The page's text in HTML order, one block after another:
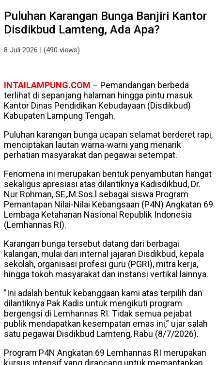
Puluhan Karangan Bunga Banjiri Kantor
Disdikbud Lamteng, Ada Apa?
8 Juli 2026 | (490 views)
INTAILAMPUNG.COM – Pemandangan berbeda
terlihat di sepanjang halaman hingga pintu masuk
Kantor Dinas Pendidikan Kebudayaan (Disdikbud)
Kabupaten Lampung Tengah.
Puluhan karangan bunga ucapan selamat berderet rapi,
menciptakan lautan warna-warni yang menarik
perhatian masyarakat dan pegawai setempat.
​Fenomena ini merupakan bentuk penyambutan hangat
sekaligus apresiasi atas dilantiknya Kadisdikbud, Dr.
Nur Rohman,.SE,.M.Sos.l sebagai siswa Program
Pemantapan Nilai-Nilai Kebangsaan (P4N) Angkatan 69
Lembaga Ketahanan Nasional Republik Indonesia
(Lemhannas RI).
​Karangan bunga tersebut datang dari berbagai
kalangan, mulai dari internal jajaran Disdikbud, kepala
sekolah, organisasi profesi guru (PGRI), mitra kerja,
hingga tokoh masyarakat dan instansi vertikal lainnya.
​”Ini adalah bentuk kebanggaan kami atas terpilih dan
dilantiknya Pak Kadis untuk mengikuti program
bergengsi di Lemhannas RI. Tidak semua pejabat
publik mendapatkan kesempatan emas ini,” ujar salah
satu pegawai Disdikbud Lamteng, Rabu (8/7/2026).
​Program P4N Angkatan 69 Lemhannas RI merupakan